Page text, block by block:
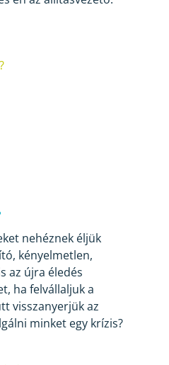
nehéznek éljük
kényelmetlen,
az újra éledés
ha felvállaljuk a
visszanyerjük az
minket egy krízis?